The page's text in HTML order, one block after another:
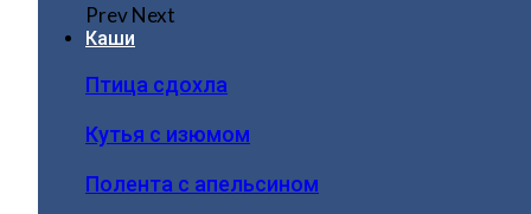
PrevNext
Каши
Птица сдохла
Кутья с изюмом
Полента с апельсином